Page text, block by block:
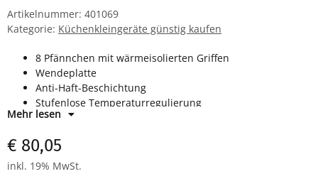
Artikelnummer: 401069
Kategorie: Küchenkleingeräte günstig kaufen
8 Pfännchen mit wärmeisolierten Griffen
Wendeplatte
Anti-Haft-Beschichtung
Stufenlose Temperaturregulierung
Leicht abnehmbare Teile
Rutschfeste Standfüße
Leistung: 2000 Watt
Mehr lesen
€ 80,05
inkl. 19% MwSt.